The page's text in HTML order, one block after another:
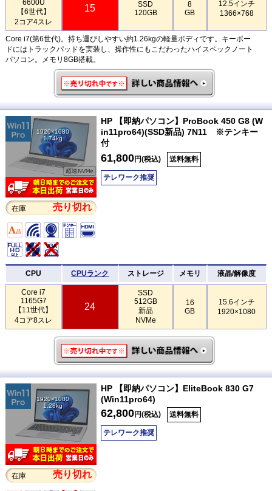
6600U
【6世代】
2コア4スレ
15
SSD
120GB
8
GB
12.5インチ
1366×768
Core i7(第6世代)。持ち運びしやすい約1.26kgの軽量ボディです。キーボー
ドにはトラックパッドを実装し、操作性にもこだわったハイスペックノート
パソコン。メモリ8GB搭載。
1920×1080
1.74kg
在庫 売り切れ
HP 【即納パソコン】ProBook 450 G8 (W
in11pro64)(SSD新品) 7N11 ※テンキー
付
61,800円(税込) 送料無料
テレワーク推奨
CPU CPUランク ストレージ メモリ 液晶/解像度
Core i7
1165G7
【11世代】
4コア8スレ
24
SSD
512GB
新品
NVMe
16
GB
15.6インチ
1920×1080
1920×1080
1.28kg
在庫 売り切れ
HP 【即納パソコン】EliteBook 830 G7
(Win11pro64)
62,800円(税込) 送料無料
テレワーク推奨